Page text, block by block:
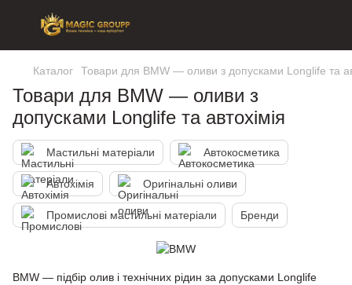
Каталог Товари для BMW — оливи з допусками Longlife та
Товари для BMW — оливи з
допусками Longlife та автохімія
Мастильні матеріали Автокосметика
Автохімія Оригінальні оливи
Промислові мастильні матеріали Бренди
BMW — підбір олив і технічних рідин за допусками Longlife